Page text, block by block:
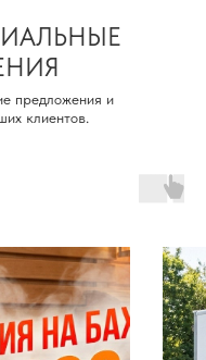
предложения и
клиентов.